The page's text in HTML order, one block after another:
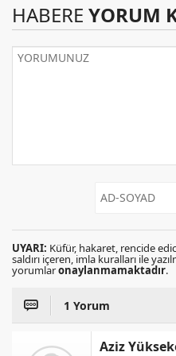
HABERE YORUM
UYARI: Küfür, hakaret, rencide
saldırı içeren, imla kuralları ile
yorumlaronaylanmamaktadır.
1 Yorum
Aziz